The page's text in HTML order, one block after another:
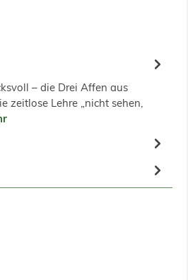
– die Drei Affen aus
zeitlose Lehre „nicht sehen,